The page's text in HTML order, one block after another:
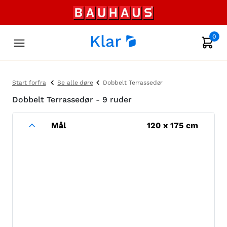
0
Start forfra Se alle døre Dobbelt Terrassedør
Dobbelt Terrassedør - 9 ruder
Mål 120 x 175 cm